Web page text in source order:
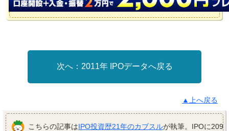
2011年 IPOデータへ戻る
▲上へ戻る
こちらの記事はIPO投資歴21年のカブスルが執筆。IPOに209